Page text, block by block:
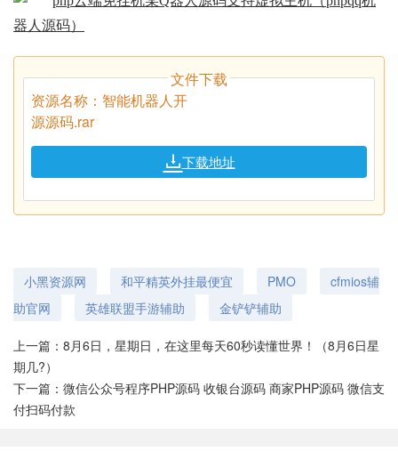
文件下载
资源名称：智能机器人开
源源码.rar
下载地址
小黑资源网 和平精英外挂最便宜 PMO
cfmios辅
助官网
英雄联盟手游辅助 金铲铲辅助
上一篇： 8月6日，星期日，在这里每天60秒读懂世界！（8月6日星
期几?）
下一篇： 微信公众号程序PHP源码 收银台源码 商家PHP源码 微信支
付扫码付款